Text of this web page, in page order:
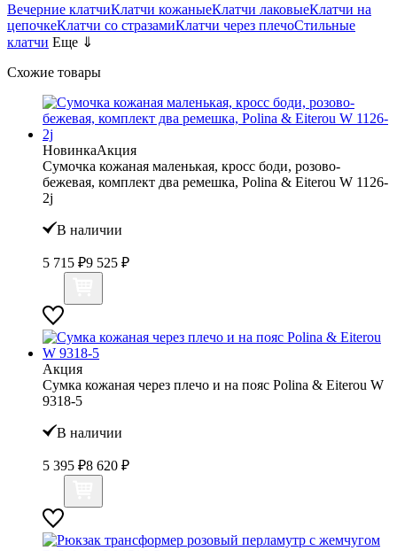
Вечерние клатчиКлатчи кожаныеКлатчи лаковыеКлатчи на
цепочкеКлатчи со стразамиКлатчи через плечоСтильные
клатчи Еще ⇓
Схожие товары
НовинкаАкция
Сумочка кожаная маленькая, кросс боди, розово-
бежевая, комплект два ремешка, Polina & Eiterou W 1126-
2j
В наличии
5 715 ₽9 525 ₽
Акция
Сумка кожаная через плечо и на пояс Polina & Eiterou W
9318-5
В наличии
5 395 ₽8 620 ₽